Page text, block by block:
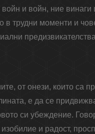
и войн, ние
в трудни моменти и
от онези, които са
е да се
си убеждение.
и радост,